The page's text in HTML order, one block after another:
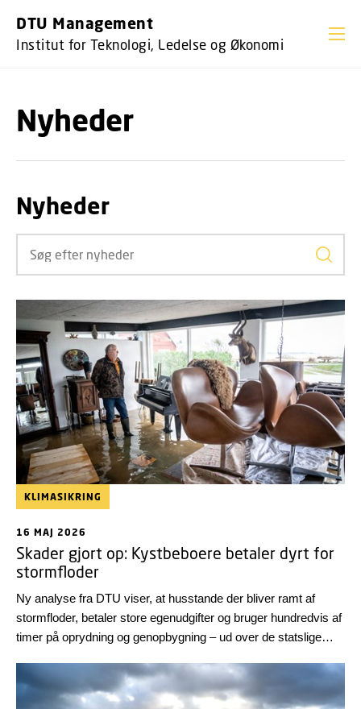
DTU Management
Institut for Teknologi, Ledelse og Økonomi
Nyheder
Nyheder
Søg
KLIMASIKRING
16 MAJ 2026
Skader gjort op: Kystbeboere betaler dyrt for
stormfloder
Ny analyse fra DTU viser, at husstande der bliver ramt af
stormfloder, betaler store egenudgifter og bruger hundredvis af
timer på oprydning og genopbygning – ud over de statslige
oplevet fysiske eller psykiske følgevirkninger.